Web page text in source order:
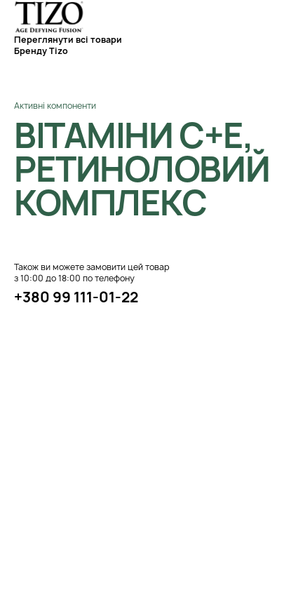
Переглянути всі товари
Бренду Tizo
Активні компоненти
ВІТАМІНИ C+Е,
РЕТИНОЛОВИЙ
КОМПЛЕКС
Також ви можете замовити цей товар
з 10:00 до 18:00 по телефону
+380 99 111-01-22